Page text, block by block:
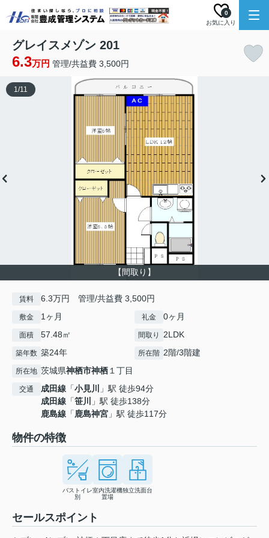
お気に入り
0
グレイスメゾン 201
6.3万円 管理/共益費 3,500円
【間取り】
1/11
賃料 6.3万円 管理/共益費 3,500円
敷金 1ヶ月 礼金 0ヶ月
面積 57.48㎡ 間取り 2LDK
築年数 築24年 所在階 2階/3階建
所在地 茨城県神栖市神栖１丁目
交通 成田線 「小見川
」駅 徒歩94分
成田線 「笹川
」駅 徒歩138分
鹿島線 「鹿島神宮 」駅 徒歩117分
物件の特徴
バストイレ
別
室内洗濯機
置場
独立洗面台
セールスポイント